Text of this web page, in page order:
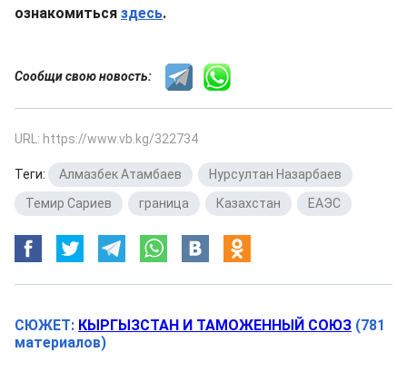
ознакомиться здесь.
Сообщи свою новость:
URL: https://www.vb.kg/322734
Теги: Алмазбек Атамбаев Нурсултан Назарбаев
Темир Сариев
граница Казахстан ЕАЭС
СЮЖЕТ: КЫРГЫЗСТАН И ТАМОЖЕННЫЙ СОЮЗ (781
материалов)